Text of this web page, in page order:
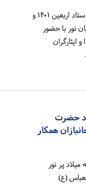
جلسه هم اندیشی ستاد اربعین ۱۴۰۱ و
نور با حضور
حضرت
همکار
پر نور
(ع)